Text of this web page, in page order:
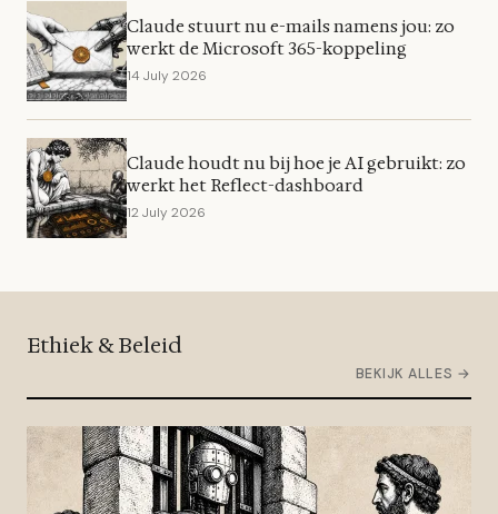
Claude stuurt nu e-mails namens jou: zo
werkt de Microsoft 365-koppeling
14 July 2026
Claude houdt nu bij hoe je AI gebruikt: zo
werkt het Reflect-dashboard
12 July 2026
Ethiek & Beleid
BEKIJK ALLES →